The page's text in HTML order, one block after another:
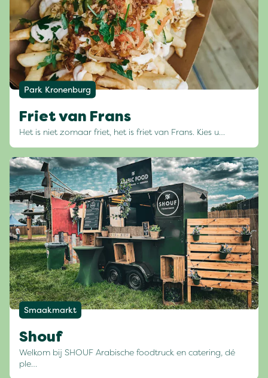
Park Kronenburg
Friet van Frans
Het is niet zomaar friet, het is friet van Frans. Kies u…
Smaakmarkt
Shouf
Welkom bij SHOUF Arabische foodtruck en catering, dé
ple…